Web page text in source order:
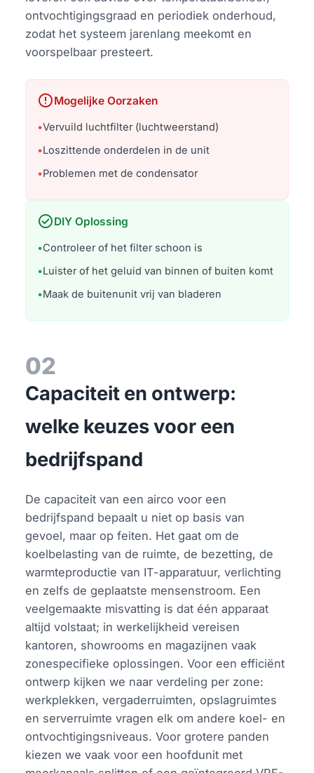
ontvochtigingsgraad en periodiek onderhoud,
zodat het systeem jarenlang meekomt en
voorspelbaar presteert.
errorMogelijke Oorzaken
•Vervuild luchtfilter (luchtweerstand)
•Loszittende onderdelen in de unit
•Problemen met de condensator
check_circleDIY Oplossing
•Controleer of het filter schoon is
•Luister of het geluid van binnen of buiten komt
•Maak de buitenunit vrij van bladeren
02
Capaciteit en ontwerp:
welke keuzes voor een
bedrijfspand
De capaciteit van een airco voor een
bedrijfspand bepaalt u niet op basis van
gevoel, maar op feiten. Het gaat om de
koelbelasting van de ruimte, de bezetting, de
warmteproductie van IT-apparatuur, verlichting
en zelfs de geplaatste mensenstroom. Een
veelgemaakte misvatting is dat één apparaat
altijd volstaat; in werkelijkheid vereisen
kantoren, showrooms en magazijnen vaak
zonespecifieke oplossingen. Voor een efficiënt
ontwerp kijken we naar verdeling per zone:
werkplekken, vergaderruimten, opslagruimtes
en serverruimte vragen elk om andere koel- en
ontvochtigingsniveaus. Voor grotere panden
kiezen we vaak voor een hoofdunit met